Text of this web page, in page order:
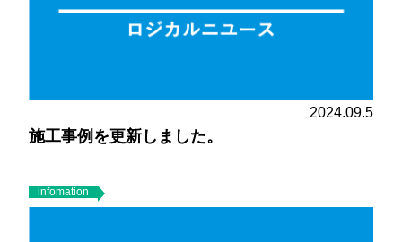
2024.09.5
施工事例を更新しました。
infomation